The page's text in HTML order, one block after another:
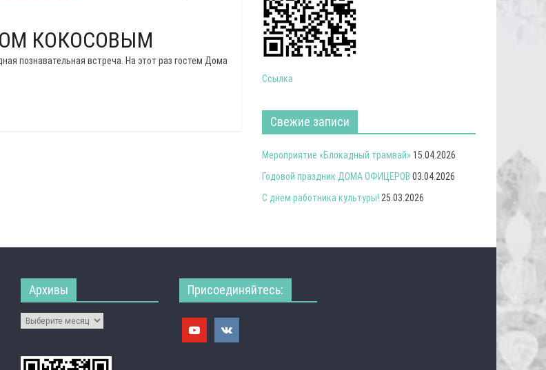
КОКОСОВЫМ
познавательная встреча. На этот раз гостем Дома
Ссылка
Свежие записи
Мероприятие «Блокадный трамвай» 15.04.2026
Годовой праздник ДОМА ОФИЦЕРОВ 03.04.2026
С днем работника культуры! 25.03.2026
Архивы Присоединяйтесь: